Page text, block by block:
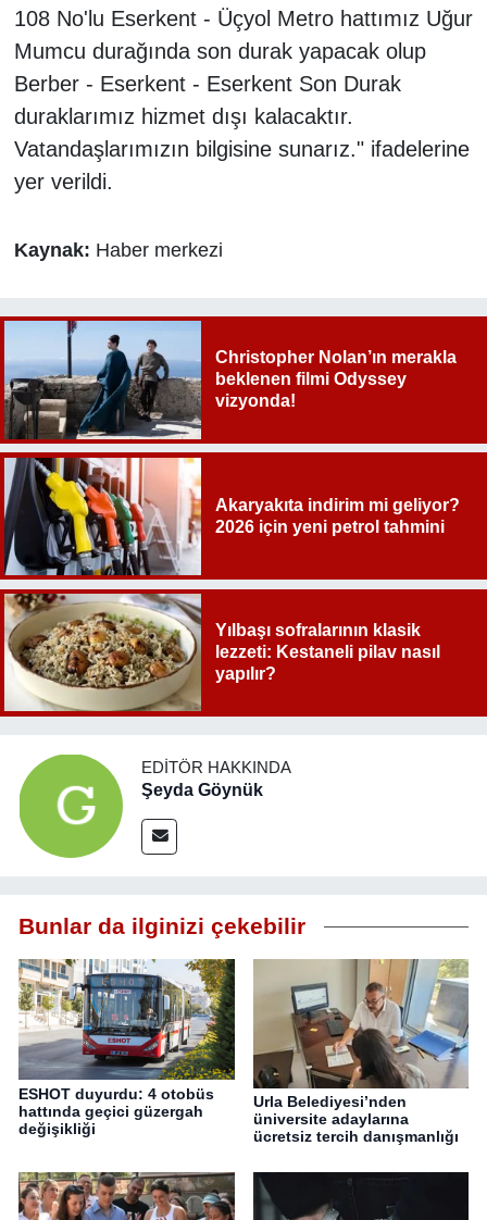
108 No'lu Eserkent - Üçyol Metro hattımız Uğur
Mumcu durağında son durak yapacak olup
Berber - Eserkent - Eserkent Son Durak
duraklarımız hizmet dışı kalacaktır.
Vatandaşlarımızın bilgisine sunarız." ifadelerine
yer verildi.
Kaynak: Haber merkezi
Christopher Nolan’ın merakla
beklenen filmi Odyssey
vizyonda!
Akaryakıta indirim mi geliyor?
2026 için yeni petrol tahmini
Yılbaşı sofralarının klasik
lezzeti: Kestaneli pilav nasıl
yapılır?
EDITÖR HAKKINDA
Şeyda Göynük
Bunlar da ilginizi çekebilir
ESHOT duyurdu: 4 otobüs
hattında geçici güzergah
değişikliği
Urla Belediyesi’nden
üniversite adaylarına
ücretsiz tercih danışmanlığı